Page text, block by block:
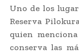
Uno de los
Reserva
quien
conserva las